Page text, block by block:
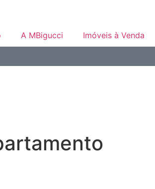
A MBigucci Imóveis à Venda